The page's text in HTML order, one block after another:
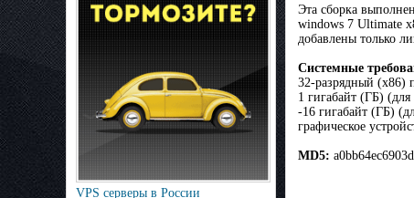
VPS серверы в России
Эта сборка
windows 7 Ultimate
добавлены только
Системные
32-разрядный (x86)
1 гигабайт (ГБ)
-16 гигабайт (ГБ)
графическое
MD5: